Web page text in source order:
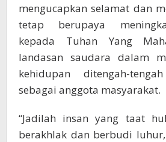
mengucapkan selamat dan
tetap berupaya
kepada Tuhan Yang
landasan saudara dalam
kehidupan ditengah-
sebagai anggota masyarakat.
“Jadilah insan yang taat
berakhlak dan berbudi